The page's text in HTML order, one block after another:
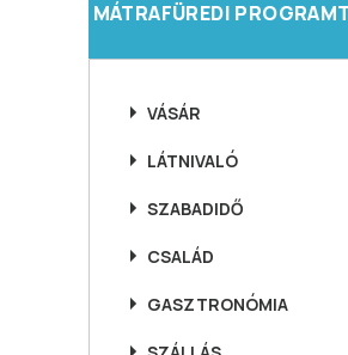
MÁTRAFÜREDI
VÁSÁR
LÁTNIVALÓ
SZABADIDŐ
CSALÁD
GASZTRONÓMIA